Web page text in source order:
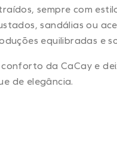
sempre com
sandálias ou
equilibradas e
da CaCay e
de elegância.